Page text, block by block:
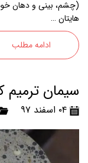
هایتان …
ادامه مطلب
سیمان ترمیم
۰۴ اسفند ۹۷